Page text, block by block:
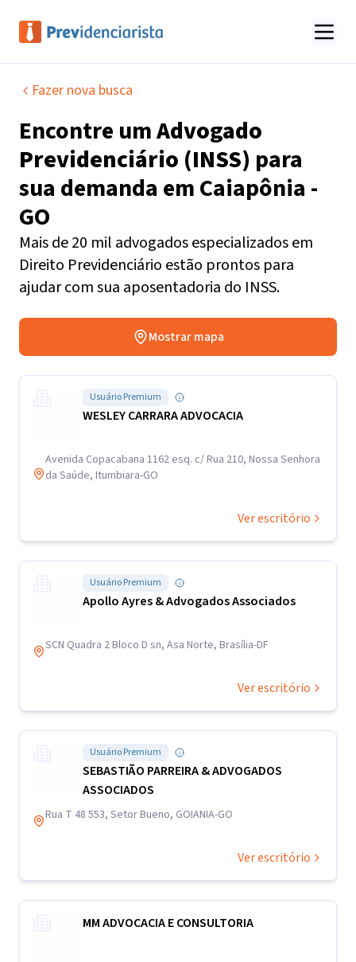
Fazer nova busca
Encontre umAdvogado
Previdenciário (INSS) para
sua demanda emCaiapônia -
GO
Mais de 20 mil advogados especializados em
Direito Previdenciário estão prontos para
ajudar com sua aposentadoria do INSS.
Mostrar mapa
Usuário Premium
WESLEY CARRARA ADVOCACIA
Avenida Copacabana 1162 esq. c/ Rua 210, Nossa Senhora
da Saúde, Itumbiara-GO
Ver escritório
Usuário Premium
Apollo Ayres & Advogados Associados
SCN Quadra 2 Bloco D sn, Asa Norte, Brasília-DF
Ver escritório
Usuário Premium
SEBASTIÃO PARREIRA & ADVOGADOS
ASSOCIADOS
Rua T 48 553, Setor Bueno, GOIANIA-GO
Ver escritório
MM ADVOCACIA E CONSULTORIA